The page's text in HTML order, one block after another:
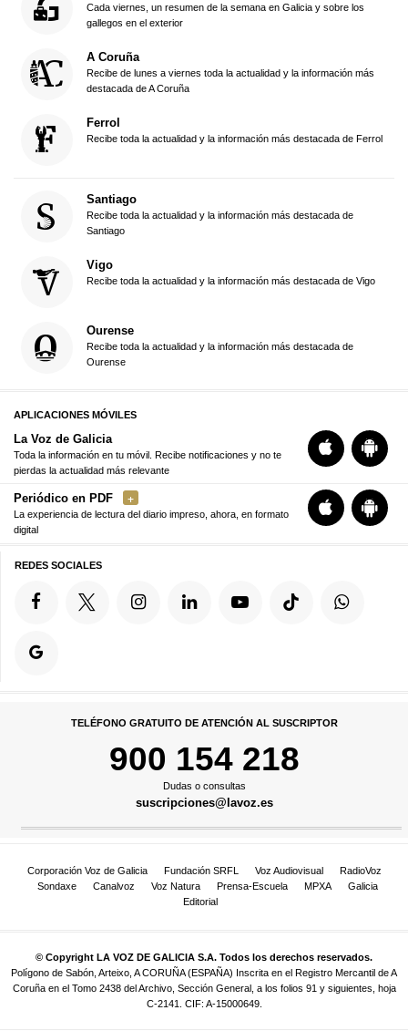
Cada viernes, un resumen de la semana en Galicia y sobre los
gallegos en el exterior
A Coruña
Recibe de lunes a viernes toda la actualidad y la información más
destacada de A Coruña
Ferrol
Recibe toda la actualidad y la información más destacada de Ferrol
Santiago
Recibe toda la actualidad y la información más destacada de
Santiago
Vigo
Recibe toda la actualidad y la información más destacada de Vigo
Ourense
Recibe toda la actualidad y la información más destacada de
Ourense
APLICACIONES MÓVILES
La Voz de Galicia
Toda la información en tu móvil. Recibe notificaciones y no te
pierdas la actualidad más relevante
Periódico en PDF
La experiencia de lectura del diario impreso, ahora, en formato
digital
REDES SOCIALES
TELÉFONO GRATUITO DE ATENCIÓN AL SUSCRIPTOR
900 154 218
Dudas o consultas
suscripciones@lavoz.es
Corporación Voz de Galicia Fundación SRFL Voz Audiovisual
RadioVoz
Sondaxe
Canalvoz Voz Natura Prensa-Escuela MPXA
Galicia
Editorial
© Copyright LA VOZ DE GALICIA S.A. Todos los derechos reservados.
Polígono de Sabón, Arteixo, A CORUÑA (ESPAÑA) Inscrita en el Registro Mercantil de A
Coruña en el Tomo 2438 del Archivo, Sección General, a los folios 91 y siguientes, hoja
C-2141. CIF: A-15000649.